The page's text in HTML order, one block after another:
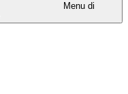
Menu di